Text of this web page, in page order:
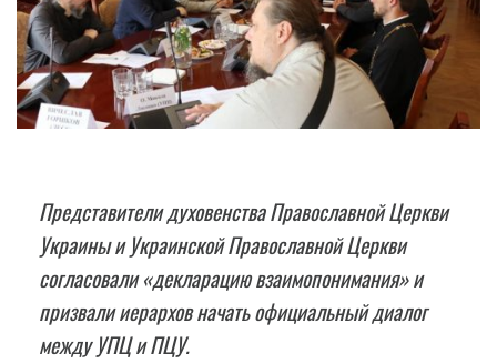
Представители духовенства Православной Церкви
Украины и Украинской Православной Церкви
согласовали «декларацию взаимопонимания» и
призвали иерархов начать официальный диалог
между УПЦ и ПЦУ.